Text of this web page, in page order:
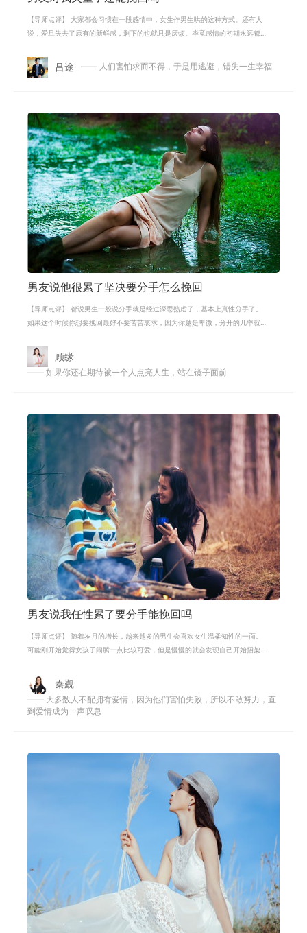
【导师点评】 大家都会习惯在一段感情中，女生作男生哄的这种方式。还有人
说，爱旦失去了原有的新鲜感，剩下的也就只是厌烦。毕竟感情的初期永远都
吕途 —— 人们害怕求而不得，于是用逃避，错失一生幸福
男友说他很累了坚决要分手怎么挽回
【导师点评】 都说男生一般说分手就是经过深思熟虑了，基本上真性分手了。
如果这个时候你想要挽回最好不要苦苦哀求，因为你越是卑微，分开的几率就
顾缘
—— 如果你还在期待被一个人点亮人生，站在镜子面前
男友说我任性累了要分手能挽回吗
【导师点评】 随着岁月的增长，越来越多的男生会喜欢女生温柔知性的一面。
可能刚开始觉得女孩子闹腾一点比较可爱，但是慢慢的就会发现自己开始招架
秦觐
—— 大多数人不配拥有爱情，因为他们害怕失败，所以不敢努力，直
到爱情成为一声叹息